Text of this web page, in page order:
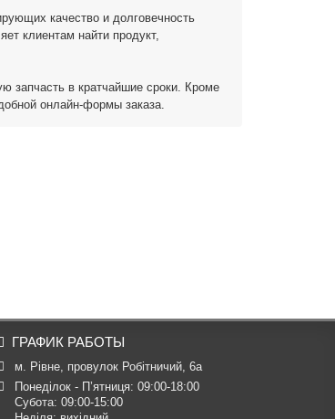
качество и долговечность
клиентам найти продукт,
запчасть в кратчайшие сроки. Кроме
онлайн-формы заказа.
ГРАФИК РАБОТЫ
м. Рівне, провулок Робітничий, 6а
Понеділок - П’ятниця: 09:00-18:00
Субота: 09:00-15:00